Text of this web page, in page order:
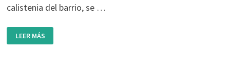
calistenia del barrio, se …
FRONTÓN
DE
LEER MÁS